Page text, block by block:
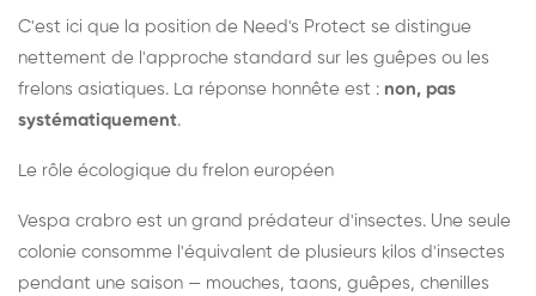
C'est ici que la position de Need's Protect se distingue
nettement de l'approche standard sur les guêpes ou les
frelons asiatiques. La réponse honnête est : non, pas
systématiquement.
Le rôle écologique du frelon européen
Vespa crabro est un grand prédateur d'insectes. Une seule
colonie consomme l'équivalent de plusieurs kilos d'insectes
pendant une saison — mouches, taons, guêpes, chenilles